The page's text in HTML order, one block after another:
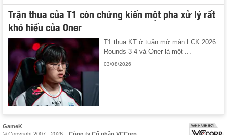
Trận thua của T1 còn chứng kiến một pha xử lý rất
khó hiểu của Oner
T1 thua KT ở tuần mở màn LCK 2026
Rounds 3-4 và Oner là một ...
03/08/2026
GameK